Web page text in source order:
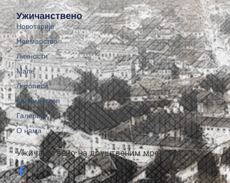
Ужичанствено на друштвеним мрежама:
Ужичанствено
Новотарије
Неимарство
Личности
Мапе
Летописи
Калеидоскоп
Галерије
О нама